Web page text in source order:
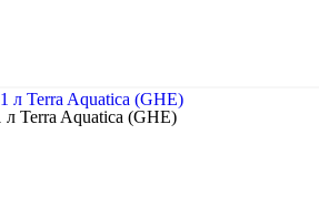
л Terra Aquatica (GHE)